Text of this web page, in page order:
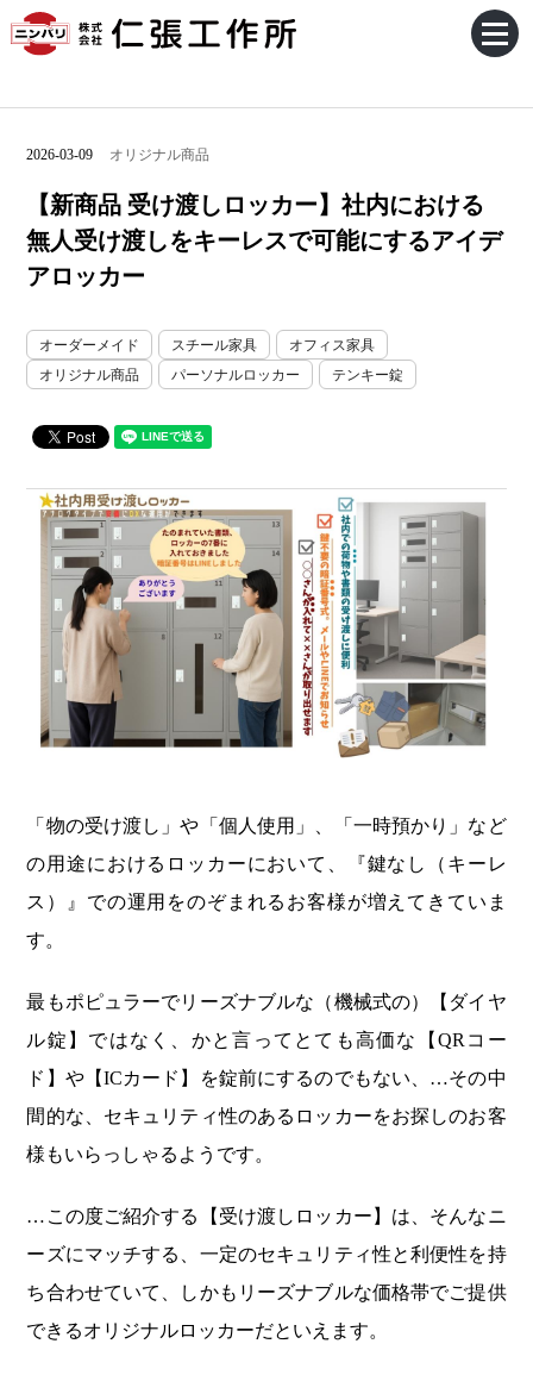
2026-03-09 オリジナル商品
【新商品 受け渡しロッカー】社内における
無人受け渡しをキーレスで可能にするアイデ
アロッカー
オーダーメイド スチール家具
オフィス家具
オリジナル商品
パーソナルロッカー テンキー錠
「物の受け渡し」や「個人使用」、「一時預かり」など
の用途におけるロッカーにおいて、『鍵なし（キーレ
ス）』での運用をのぞまれるお客様が増えてきていま
す。
最もポピュラーでリーズナブルな（機械式の）【ダイヤ
ル錠】ではなく、かと言ってとても高価な【QRコー
ド】や【ICカード】を錠前にするのでもない、…その中
間的な、セキュリティ性のあるロッカーをお探しのお客
様もいらっしゃるようです。
…この度ご紹介する【受け渡しロッカー】は、そんなニ
ーズにマッチする、一定のセキュリティ性と利便性を持
ち合わせていて、しかもリーズナブルな価格帯でご提供
できるオリジナルロッカーだといえます。